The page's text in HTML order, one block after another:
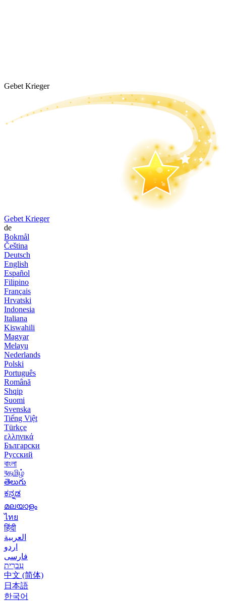
Gebet Krieger
Gebet Krieger
de
Bokmål
Čeština
Deutsch
English
Español
Filipino
Français
Hrvatski
Indonesia
Italiana
Kiswahili
Magyar
Melayu
Nederlands
Polski
Português
Română
Shqip
Suomi
Svenska
Tiếng Việt
Türkçe
ελληνικά
Български
Русский
বাংলা
বதமிழ்
తెలుగు
ಕನ್ನಡ
മലയാളം
ไทย
हिंदी
العربية
اردو
فارسی
עִברִית
中文 (简体)
日本語
한국어